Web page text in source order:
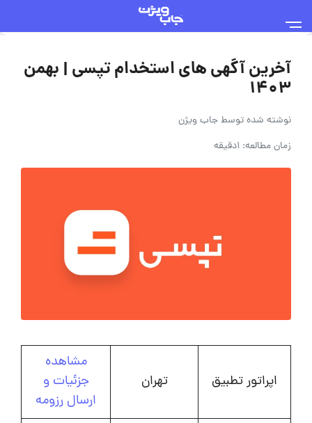
آخرین آگهی های استخدام تپسی | بهمن
۱۴۰۳
نوشته شده توسطجاب ویژن
زمان مطالعه: 1دقیقه
اپراتور تطبیق تهران
مشاهده
جزئیات و
ارسال رزومه